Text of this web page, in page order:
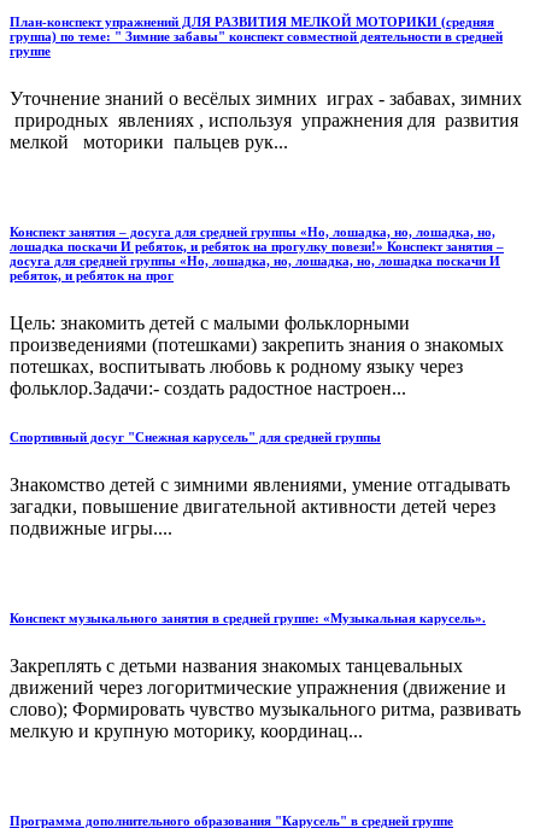
План-конспект упражнений ДЛЯ РАЗВИТИЯ МЕЛКОЙ МОТОРИКИ (средняя
группа) по теме: " Зимние забавы" конспект совместной деятельности в средней
группе
Уточнение знаний о весёлых зимних играх - забавах, зимних
природных явлениях , используя упражнения для развития
мелкой моторики пальцев рук...
Конспект занятия – досуга для средней группы «Но, лошадка, но, лошадка, но,
лошадка поскачи И ребяток, и ребяток на прогулку повези!» Конспект занятия –
досуга для средней группы «Но, лошадка, но, лошадка, но, лошадка поскачи И
ребяток, и ребяток на прог
Цель: знакомить детей с малыми фольклорными
произведениями (потешками) закрепить знания о знакомых
потешках, воспитывать любовь к родному языку через
фольклор.Задачи:- создать радостное настроен...
Спортивный досуг "Снежная карусель" для средней группы
Знакомство детей с зимними явлениями, умение отгадывать
загадки, повышение двигательной активности детей через
подвижные игры....
Конспект музыкального занятия в средней группе: «Музыкальная карусель».
Закреплять с детьми названия знакомых танцевальных
движений через логоритмические упражнения (движение и
слово); Формировать чувство музыкального ритма, развивать
мелкую и крупную моторику, координац...
Программа дополнительного образования "Карусель" в средней группе